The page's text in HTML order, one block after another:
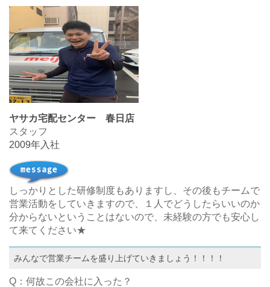
ヤサカ宅配センター 春日店
スタッフ
2009年入社
しっかりとした研修制度もありますし、その後もチームで
営業活動をしていきますので、１人でどうしたらいいのか
分からないということはないので、未経験の方でも安心し
て来てください★
みんなで営業チームを盛り上げていきましょう！！！！
Q：何故この会社に入った？